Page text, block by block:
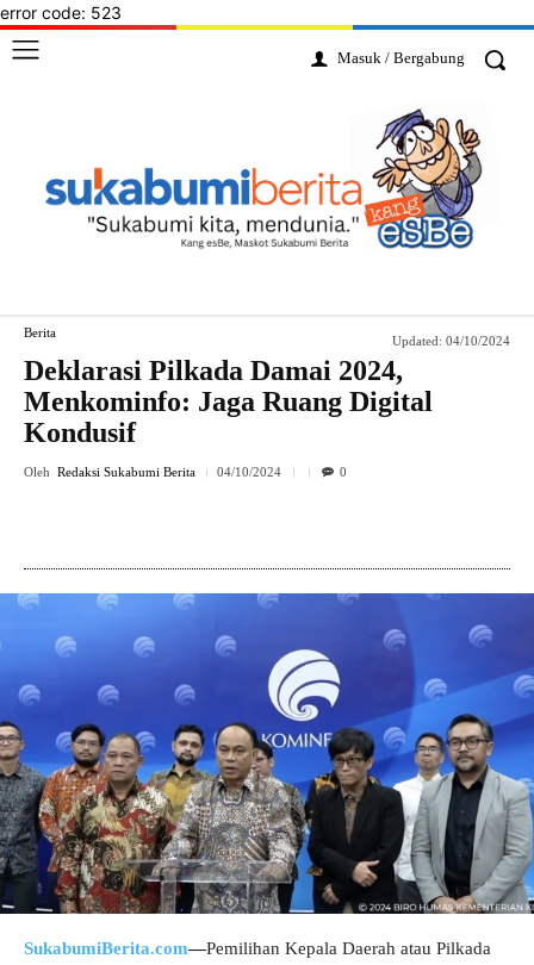
error code: 523
Masuk / Bergabung
Berita
Updated: 04/10/2024
Deklarasi Pilkada Damai 2024,
Menkominfo: Jaga Ruang Digital
Kondusif
Oleh Redaksi Sukabumi Berita 04/10/2024 0
SukabumiBerita.com—Pemilihan Kepala Daerah atau Pilkada